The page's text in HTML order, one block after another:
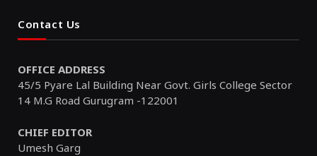
Contact Us
OFFICE ADDRESS
45/5 Pyare Lal Building Near Govt. Girls College Sector
14 M.G Road Gurugram -122001
CHIEF EDITOR
Umesh Garg